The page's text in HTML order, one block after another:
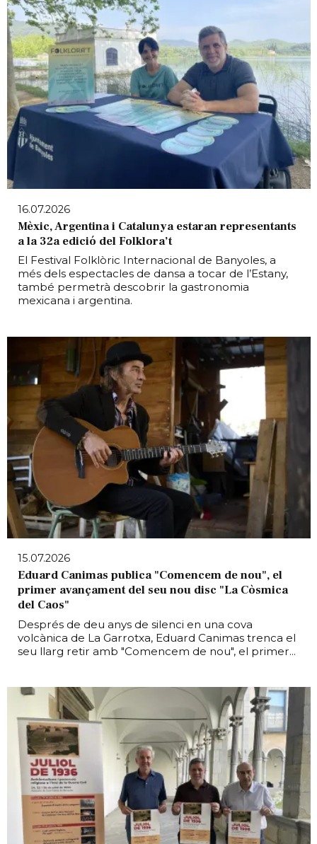
16.07.2026
Mèxic, Argentina i Catalunya estaran representants
a la 32a edició del Folklora’t
El Festival Folklòric Internacional de Banyoles, a
més dels espectacles de dansa a tocar de l’Estany,
també permetrà descobrir la gastronomia
mexicana i argentina.
15.07.2026
Eduard Canimas publica "Comencem de nou", el
primer avançament del seu nou disc "La Còsmica
del Caos"
Després de deu anys de silenci en una cova
volcànica de La Garrotxa, Eduard Canimas trenca el
seu llarg retir amb "Comencem de nou", el primer...